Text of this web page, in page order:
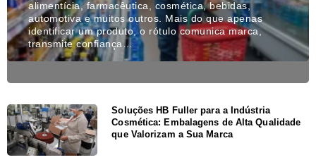
alimentícia, farmacêutica, cosmética, bebidas,
automotiva e muitos outros. Mais do que apenas
identificar um produto, o rótulo comunica marca,
transmite confiança…
Soluções HB Fuller para a Indústria
Cosmética: Embalagens de Alta Qualidade
que Valorizam a Sua Marca